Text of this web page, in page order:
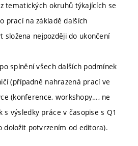
tematických okruhů týkajících se
prací na základě dalších
nejpozději do ukončení
splnění všech dalších podmínek
(případně nahrazená prací ve
(konference, workshopy…, ne
výsledky práce v časopise s Q1
doložit potvrzením od editora).